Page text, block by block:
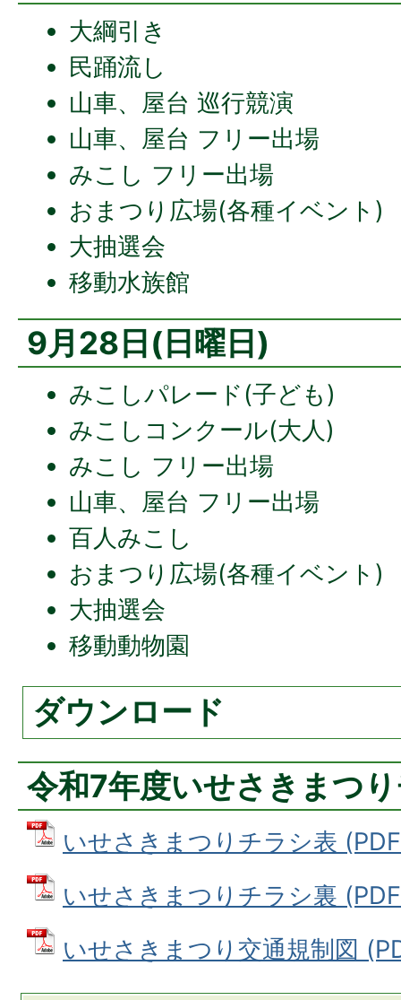
大綱引き
民踊流し
山車、屋台 巡行競演
山車、屋台 フリー出場
みこし フリー出場
おまつり広場(各種イベント)
大抽選会
移動水族館
9月28日(日曜日)
みこしパレード(子ども)
みこしコンクール(大人)
みこし フリー出場
山車、屋台 フリー出場
百人みこし
おまつり広場(各種イベント)
大抽選会
移動動物園
ダウンロード
令和7年度いせさきまつ
いせさきまつりチラシ表
いせさきまつりチラシ裏
いせさきまつり交通規制図